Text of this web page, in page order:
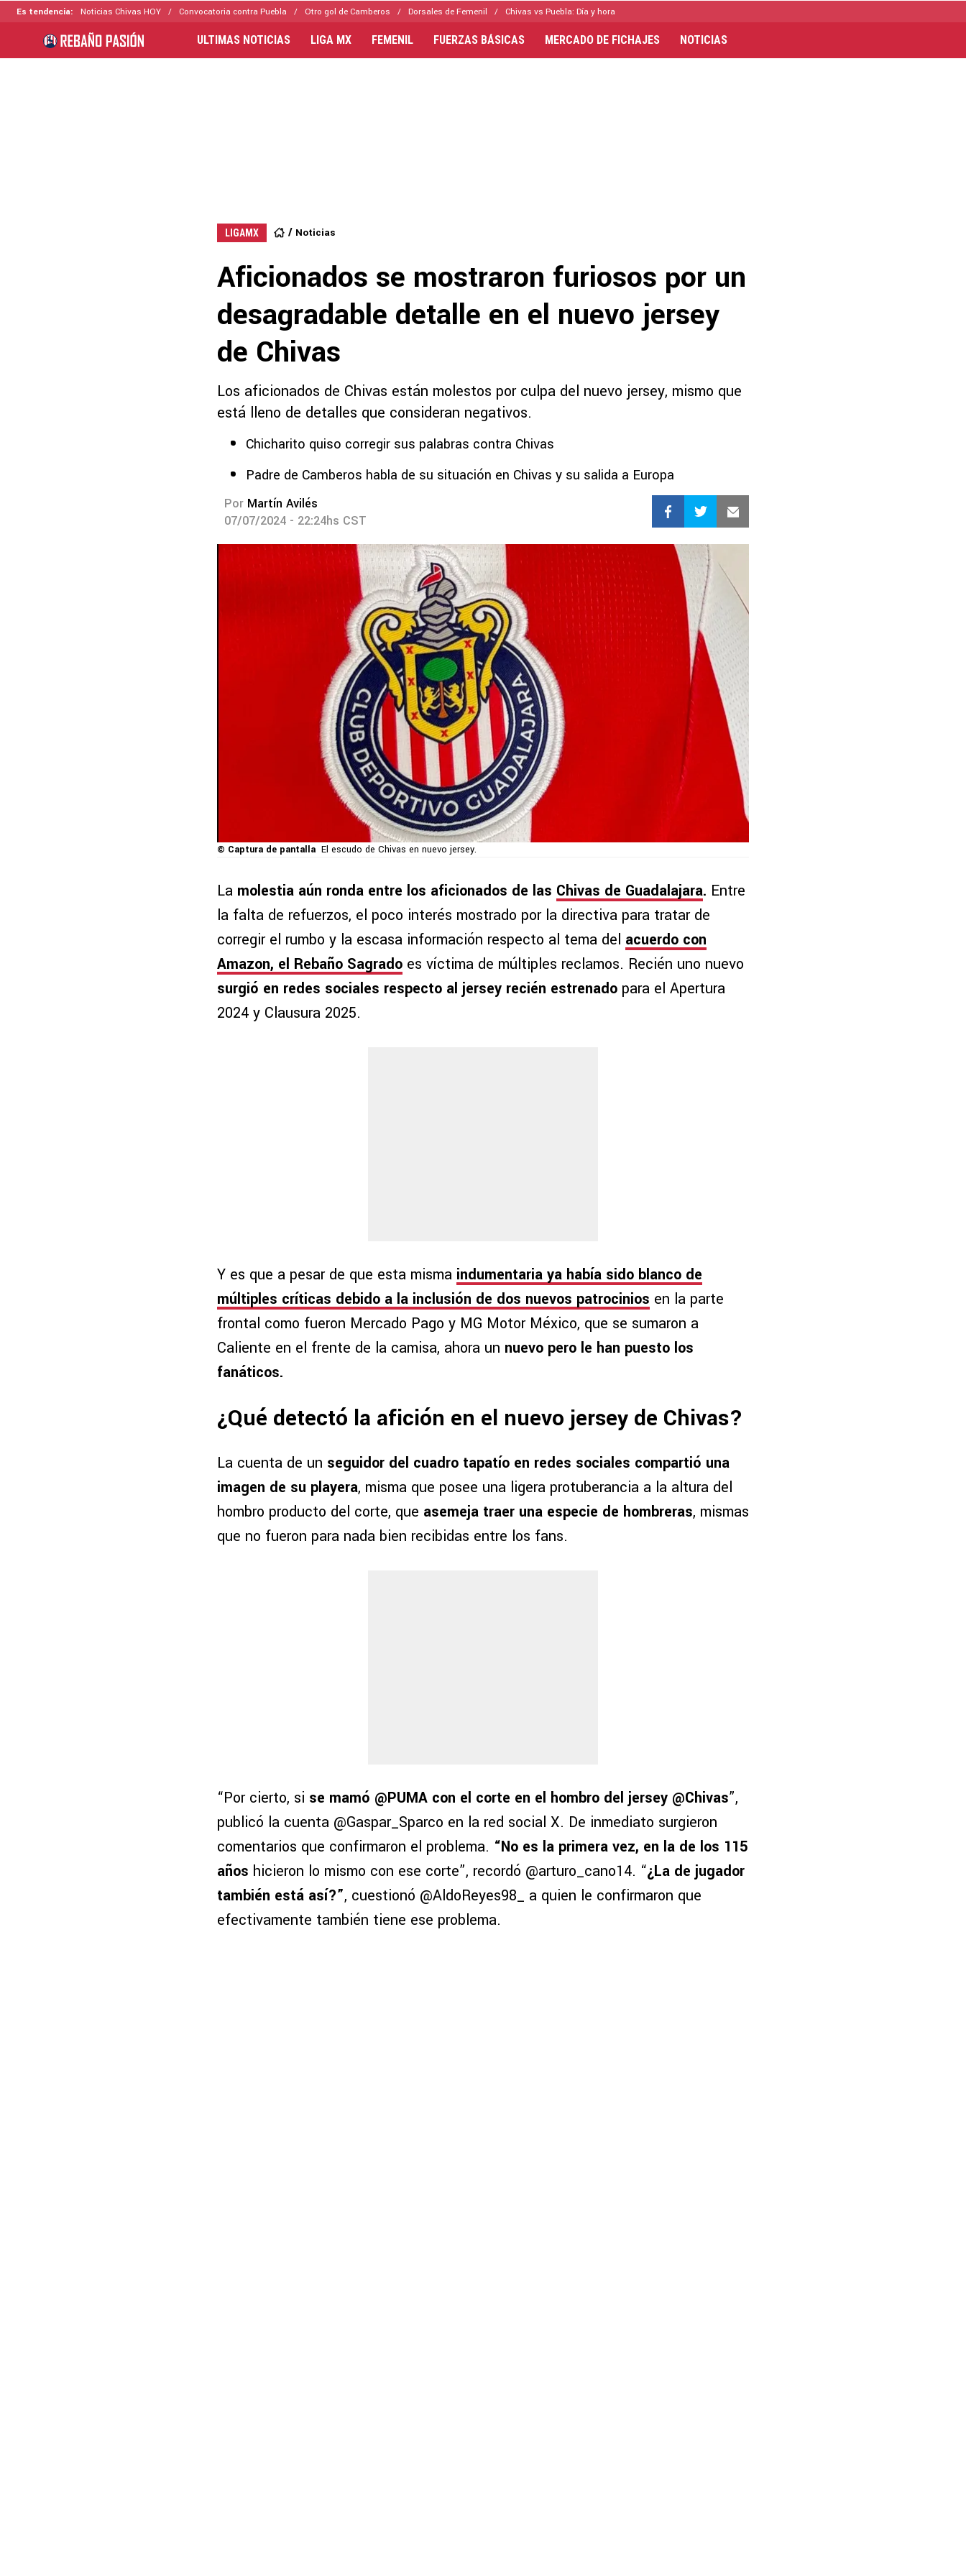
Es tendencia: Noticias Chivas HOY Convocatoria contra Puebla Otro gol de Camberos Dorsales de Femenil Chivas vs Puebla: Día y hora
ULTIMAS NOTICIAS LIGA MX FEMENIL FUERZAS BÁSICAS MERCADO DE FICHAJES NOTICIAS
LIGAMX Noticias
Aficionados se mostraron furiosos por un
desagradable detalle en el nuevo jersey
de Chivas
Los aficionados de Chivas están molestos por culpa del nuevo jersey, mismo que
está lleno de detalles que consideran negativos.
Chicharito quiso corregir sus palabras contra Chivas
Padre de Camberos habla de su situación en Chivas y su salida a Europa
Por Martín Avilés
07/07/2024 - 22:24hs CST
© Captura de pantalla El escudo de Chivas en nuevo jersey.
La molestia aún ronda entre los aficionados de las Chivas de Guadalajara. Entre
la falta de refuerzos, el poco interés mostrado por la directiva para tratar de
corregir el rumbo y la escasa información respecto al tema del acuerdo con
Amazon, el Rebaño Sagrado es víctima de múltiples reclamos. Recién uno nuevo
surgió en redes sociales respecto al jersey recién estrenado para el Apertura
2024 y Clausura 2025.
Y es que a pesar de que esta misma indumentaria ya había sido blanco de
múltiples críticas debido a la inclusión de dos nuevos patrocinios en la parte
frontal como fueron Mercado Pago y MG Motor México, que se sumaron a
Caliente en el frente de la camisa, ahora un nuevo pero le han puesto los
fanáticos.
¿Qué detectó la afición en el nuevo jersey de Chivas?
La cuenta de un seguidor del cuadro tapatío en redes sociales compartió una
imagen de su playera, misma que posee una ligera protuberancia a la altura del
hombro producto del corte, que asemeja traer una especie de hombreras, mismas
que no fueron para nada bien recibidas entre los fans.
“Por cierto, si se mamó @PUMA con el corte en el hombro del jersey @Chivas”,
publicó la cuenta @Gaspar_Sparco en la red social X. De inmediato surgieron
comentarios que confirmaron el problema. “No es la primera vez, en la de los 115
años hicieron lo mismo con ese corte”, recordó @arturo_cano14. “¿La de jugador
también está así?”, cuestionó @AldoReyes98_ a quien le confirmaron que
efectivamente también tiene ese problema.